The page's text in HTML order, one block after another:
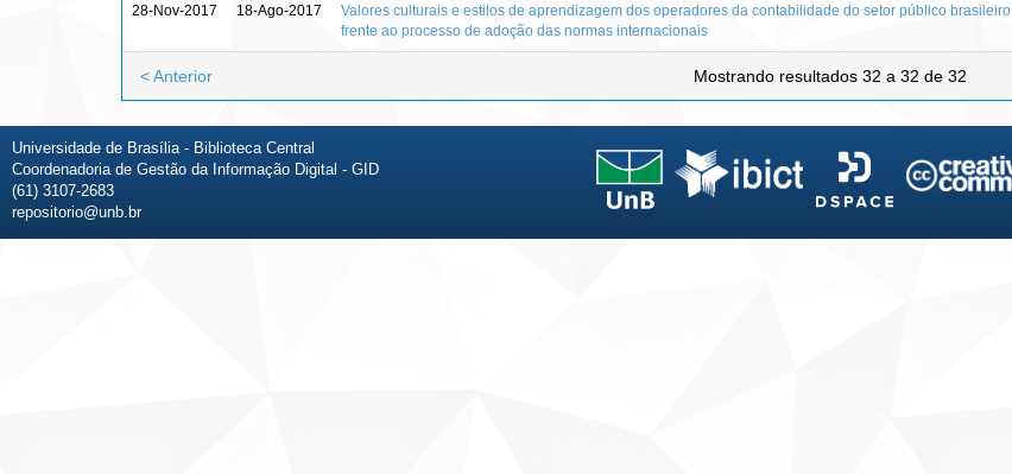
28-Nov-2017 18-Ago-2017
Valores culturais e estilos de aprendizagem dos operadores da contabilidade do setor público brasileiro
frente ao processo de adoção das normas internacionais
Mostrando resultados 32 a 32 de 32
< Anterior
Universidade de Brasília - Biblioteca Central
Coordenadoria de Gestão da Informação Digital - GID
(61) 3107-2683
repositorio@unb.br